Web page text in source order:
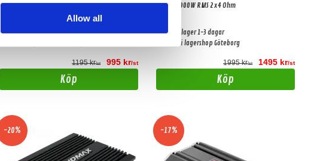
Allow all
12" Bas 400W RMS 2x4 Ohm
Snabblager 1-3 dagar
1195 kr/st 995 kr/st
Köp
12" Bas 900W RMS 2x4 Ohm
Snabblager 1-3 dagar
Finns i lagershop Göteborg
1995 kr/st 1495 kr/st
Köp
-20% -17%